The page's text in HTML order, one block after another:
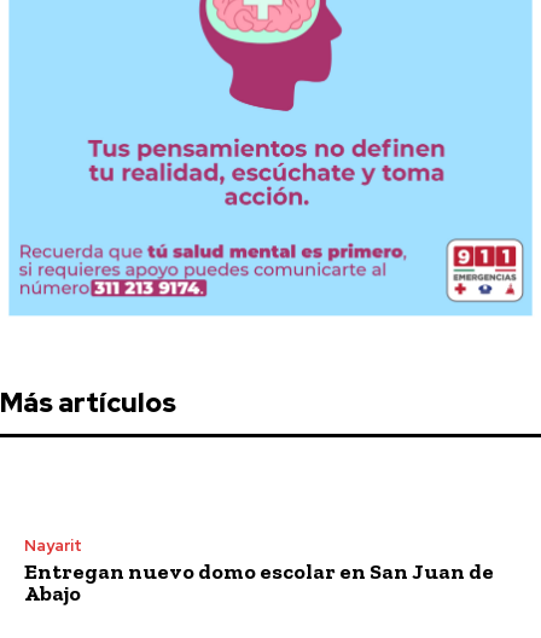
Más artículos
Nayarit
Entregan nuevo domo escolar en San Juan de
Abajo